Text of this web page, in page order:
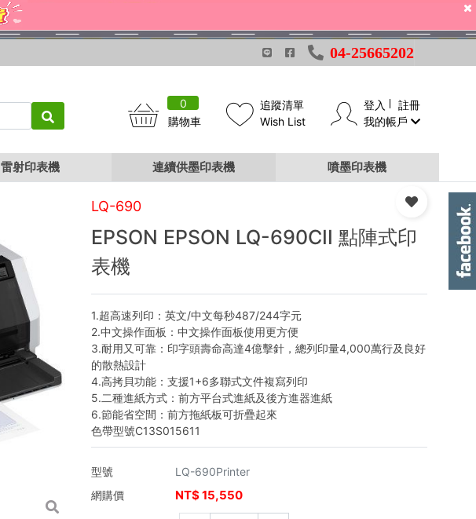
04-25665202
0
購物車
追蹤清單
Wish List
登入
註冊
我的帳戶
雷射印表機 連續供墨印表機 噴墨印表機
LQ-690
EPSON EPSON LQ-690CII 點陣式印
表機
1.超高速列印：英文/中文每秒487/244字元
2.中文操作面板：中文操作面板使用更方便
3.耐用又可靠：印字頭壽命高達4億擊針，總列印量4,000萬行及良好
的散熱設計
4.高拷貝功能：支援1+6多聯式文件複寫列印
5.二種進紙方式：前方平台式進紙及後方進器進紙
6.節能省空間：前方拖紙板可折疊起來
色帶型號C13S015611
型號
LQ-690Printer
網購價
NT$15,550